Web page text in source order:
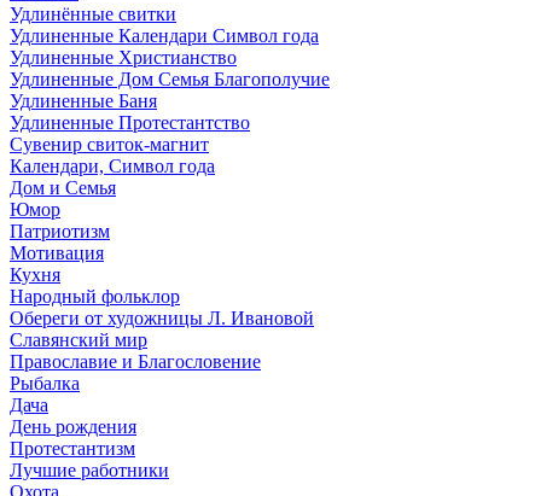
Удлинённые свитки
Удлиненные Календари Символ года
Удлиненные Христианство
Удлиненные Дом Семья Благополучие
Удлиненные Баня
Удлиненные Протестантство
Сувенир свиток-магнит
Календари, Символ года
Дом и Семья
Юмор
Патриотизм
Мотивация
Кухня
Народный фольклор
Обереги от художницы Л. Ивановой
Славянский мир
Православие и Благословение
Рыбалка
Дача
День рождения
Протестантизм
Лучшие работники
Охота